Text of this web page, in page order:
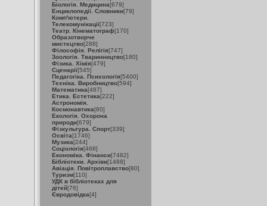
Біологія. Медицина[679]
Енциклопедії. Словники[79]
Комп'ютери.
Телекомунікації[723]
Театр. Кінематограф[170]
Образотворче
мистецтво[288]
Філософія. Релігія[747]
Зоологія. Тваринництво[180]
Фізика. Хімія[479]
Сценарії[545]
Педагогіка. Психологія[5400]
Техніка. Виробництво[594]
Математика[487]
Етика. Естетика[222]
Астрономія.
Космонавтика[80]
Екологія. Охорона
природи[679]
Фізкультура. Спорт[339]
Освіта[1746]
Музика[244]
Соціологія[468]
Економіка. Фінанси[7482]
Бібліотеки. Архіви[1488]
Авіація. Повітроплавство[80]
Туризм[110]
УДК в бібліотеках для
дітей[76]
Євродовідка[4]